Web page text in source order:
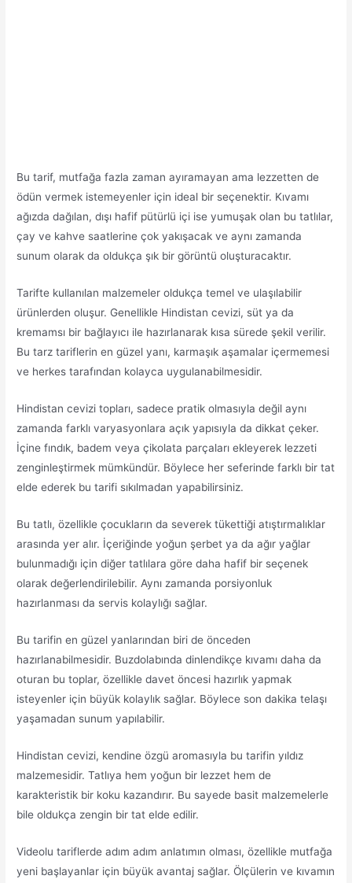
Bu tarif, mutfağa fazla zaman ayıramayan ama lezzetten de
ödün vermek istemeyenler için ideal bir seçenektir. Kıvamı
ağızda dağılan, dışı hafif pütürlü içi ise yumuşak olan bu tatlılar,
çay ve kahve saatlerine çok yakışacak ve aynı zamanda
sunum olarak da oldukça şık bir görüntü oluşturacaktır.
Tarifte kullanılan malzemeler oldukça temel ve ulaşılabilir
ürünlerden oluşur. Genellikle Hindistan cevizi, süt ya da
kremamsı bir bağlayıcı ile hazırlanarak kısa sürede şekil verilir.
Bu tarz tariflerin en güzel yanı, karmaşık aşamalar içermemesi
ve herkes tarafından kolayca uygulanabilmesidir.
Hindistan cevizi topları, sadece pratik olmasıyla değil aynı
zamanda farklı varyasyonlara açık yapısıyla da dikkat çeker.
İçine fındık, badem veya çikolata parçaları ekleyerek lezzeti
zenginleştirmek mümkündür. Böylece her seferinde farklı bir tat
elde ederek bu tarifi sıkılmadan yapabilirsiniz.
Bu tatlı, özellikle çocukların da severek tükettiği atıştırmalıklar
arasında yer alır. İçeriğinde yoğun şerbet ya da ağır yağlar
bulunmadığı için diğer tatlılara göre daha hafif bir seçenek
olarak değerlendirilebilir. Aynı zamanda porsiyonluk
hazırlanması da servis kolaylığı sağlar.
Bu tarifin en güzel yanlarından biri de önceden
hazırlanabilmesidir. Buzdolabında dinlendikçe kıvamı daha da
oturan bu toplar, özellikle davet öncesi hazırlık yapmak
isteyenler için büyük kolaylık sağlar. Böylece son dakika telaşı
yaşamadan sunum yapılabilir.
Hindistan cevizi, kendine özgü aromasıyla bu tarifin yıldız
malzemesidir. Tatlıya hem yoğun bir lezzet hem de
karakteristik bir koku kazandırır. Bu sayede basit malzemelerle
bile oldukça zengin bir tat elde edilir.
Videolu tariflerde adım adım anlatımın olması, özellikle mutfağa
yeni başlayanlar için büyük avantaj sağlar. Ölçülerin ve kıvamın